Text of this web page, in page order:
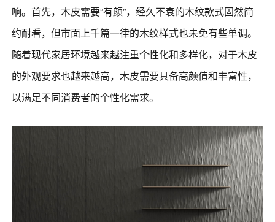
响。首先，木皮需要“有颜”，经久不衰的木纹款式固然简
约耐看，但市面上千篇一律的木纹样式也未免有些单调。
随着现代家居环境越来越注重个性化和多样化，对于木皮
的外观要求也越来越高，木皮需要具备高颜值和丰富性，
以满足不同消费者的个性化需求。